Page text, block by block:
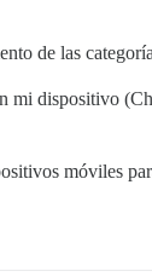
de las
dispositivo
móviles